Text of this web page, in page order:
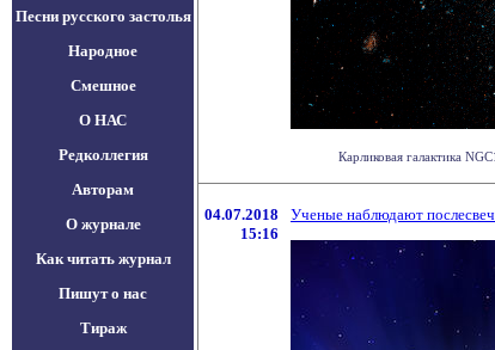
Песни русского застолья
Народное
Смешное
О НАС
Редколлегия
Авторам
О журнале
Как читать журнал
Пишут о нас
Тираж
Карликовая галактика
04.07.2018
15:16
Ученые наблюдают